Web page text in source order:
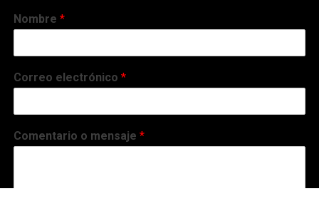
Nombre*
Correo electrónico*
Comentario o mensaje*